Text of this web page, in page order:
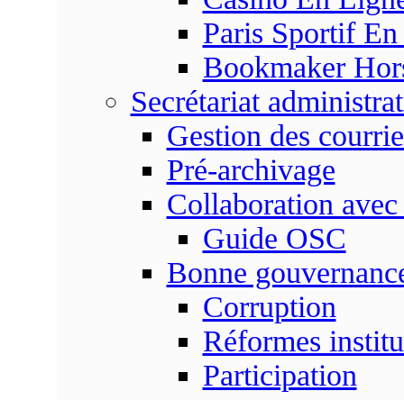
Paris Sportif
Bookmaker
Secrétariat
Gestion des
Pré-archivage
Collaboration
Guide OSC
Bonne
Corruption
Réformes
Participation